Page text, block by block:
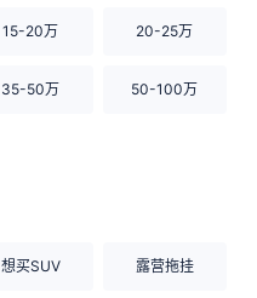
15-20万 20-25万
35-50万 50-100万
想买SUV 露营拖挂